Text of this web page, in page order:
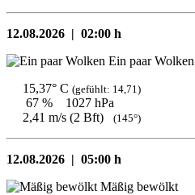
12.08.2026 | 02:00 h
Ein paar Wolken
15,37° C (gefühlt: 14,71)
67 %
1027 hPa
2,41 m/s (2 Bft)
(145°)
12.08.2026 | 05:00 h
Mäßig bewölkt